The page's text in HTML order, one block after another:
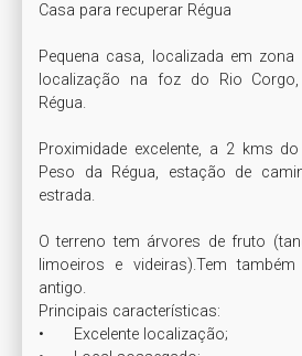
Casa para recuperar Régua
Pequena casa, localizada em zona
localização na foz do Rio
Régua.
Proximidade excelente, a 2 kms
Peso da Régua, estação de
estrada.
O terreno tem árvores de fruto
limoeiros e videiras).Tem
antigo.
Principais características:
•	Excelente localização;